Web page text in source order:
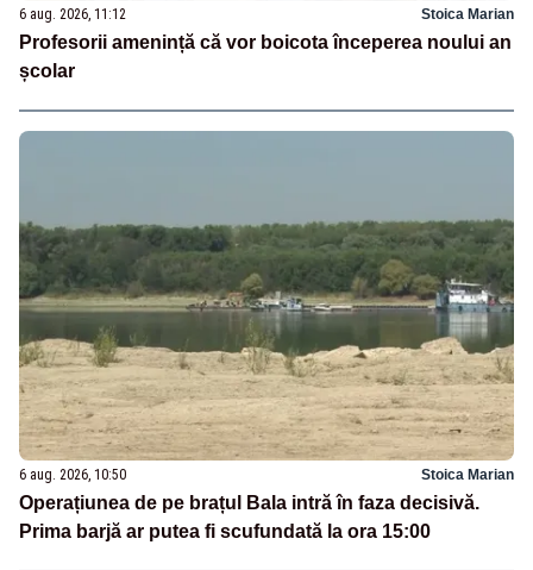
6 aug. 2026, 11:12 Stoica Marian
Profesorii amenință că vor boicota începerea noului an
școlar
6 aug. 2026, 10:50 Stoica Marian
Operațiunea de pe brațul Bala intră în faza decisivă.
Prima barjă ar putea fi scufundată la ora 15:00